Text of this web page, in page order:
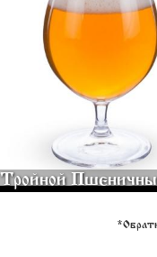
Тройной